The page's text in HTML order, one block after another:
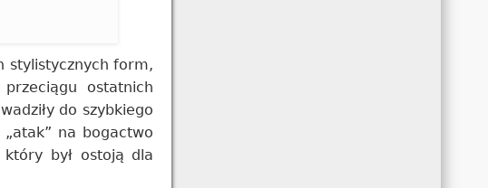
stylistycznych form,
ostatnich
do szybkiego
na bogactwo
był ostoją dla